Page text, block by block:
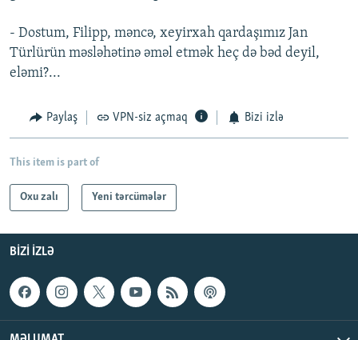
- Dostum, Filipp, məncə, xeyirxah qardaşımız Jan
Türlürün məsləhətinə əməl etmək heç də bəd deyil,
eləmi?...
Paylaş VPN-siz açmaq Bizi izlə
This item is part of
Oxu zalı Yeni tərcümələr
BIZI IZLƏ